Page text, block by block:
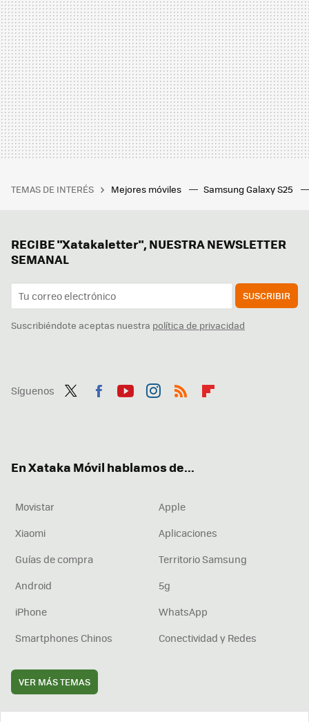
TEMAS DE INTERÉS Mejores móviles Samsung Galaxy S25
RECIBE "Xatakaletter", NUESTRA NEWSLETTER
SEMANAL
SUSCRIBIR
Suscribiéndote aceptas nuestra política de privacidad
Síguenos
En Xataka Móvil hablamos de...
Movistar
Apple
Xiaomi
Aplicaciones
Guías de compra
Territorio Samsung
Android
5g
iPhone
WhatsApp
Smartphones Chinos
Conectividad y Redes
VER MÁS TEMAS